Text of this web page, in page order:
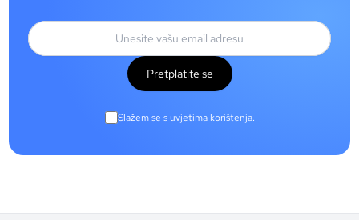
Pretplatite se
Slažem se s uvjetima korištenja.